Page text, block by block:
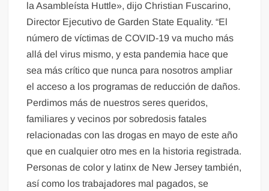
la Asambleísta Huttle», dijo Christian Fuscarino,
Director Ejecutivo de Garden State Equality. “El
número de víctimas de COVID-19 va mucho más
allá del virus mismo, y esta pandemia hace que
sea más crítico que nunca para nosotros ampliar
el acceso a los programas de reducción de daños.
Perdimos más de nuestros seres queridos,
familiares y vecinos por sobredosis fatales
relacionadas con las drogas en mayo de este año
que en cualquier otro mes en la historia registrada.
Personas de color y latinx de New Jersey también,
así como los trabajadores mal pagados, se